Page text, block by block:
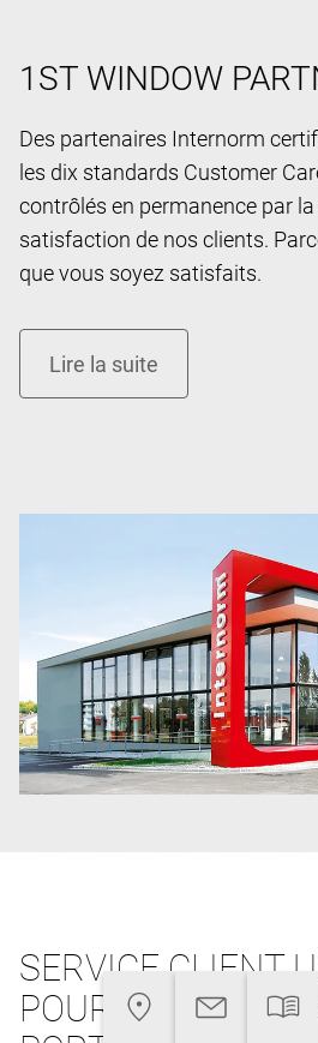
1ST WINDOW
Des partenaires Internorm
les dix standards Customer
contrôlés en permanence par
satisfaction de nos clients.
que vous soyez satisfaits.
SERVICE CLIENT
POUR LES